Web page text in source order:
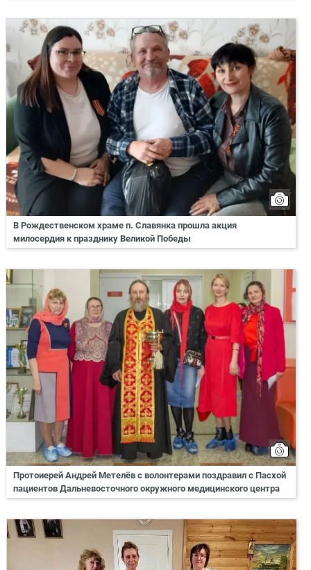
В Рождественском храме п. Славянка прошла акция
милосердия к празднику Великой Победы
Протоиерей Андрей Метелёв с волонтерами поздравил с Пасхой
пациентов Дальневосточного окружного медицинского центра